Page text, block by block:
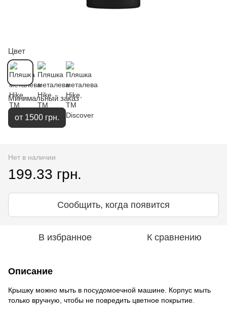
Цвет
Минимальный заказ
от 1500 грн.
Нет в наличии
199.33 грн.
Сообщить, когда появится
В избранное К сравнению
Описание
Крышку можно мыть в посудомоечной машине. Корпус мыть
только вручную, чтобы не повредить цветное покрытие.